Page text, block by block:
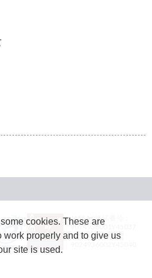
JASRAC許諾番号：
9024936001Y45037
JASRAC許諾番号：
cookies. These are
work properly and to give us
site is used.